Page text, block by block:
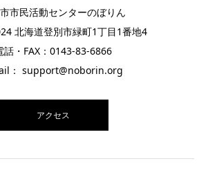
市民活動センターのぼりん
北海道登別市緑町1丁目1番地4
話・FAX：0143-83-6866
： support@noborin.org
アクセス